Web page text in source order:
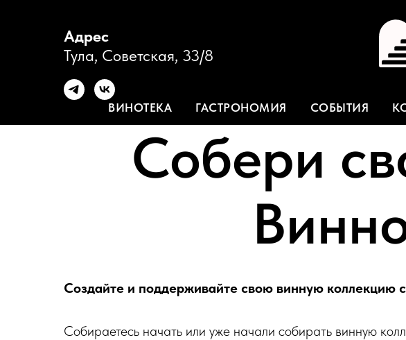
Адрес
Тула, Советская, 33/8
ВИНОТЕКА ГАСТРОНОМИЯ СОБЫТИЯ
Собери
Создайте и поддерживайте свою винную коллекцию
Собираетесь начать или уже начали собирать винную